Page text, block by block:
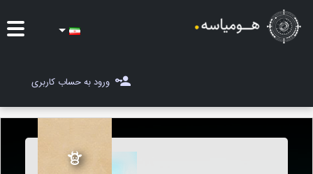
مسابقات
ورود به حساب کاربری